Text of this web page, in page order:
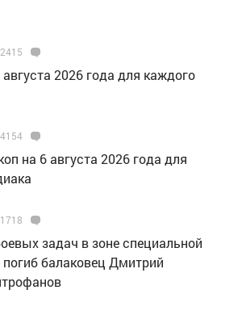
2415
2026 года для каждого
4154
на 6 августа 2026 года для
1718
задач в зоне специальной
балаковец Дмитрий